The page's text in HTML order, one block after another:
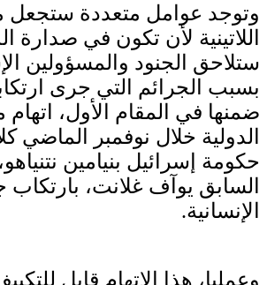
وتوجد عوامل متعددة ستجعل
اللاتينية لأن تكون في صدارة
ستلاحق الجنود والمسؤولين
بسبب الجرائم التي جرى
ضمنها في المقام الأول،
الدولية خلال نوفمبر الماضي
حكومة إسرائيل بنيامين
السابق يوآف غلانت،
الإنسانية.
وعمليا، هذا الاتهام قابل